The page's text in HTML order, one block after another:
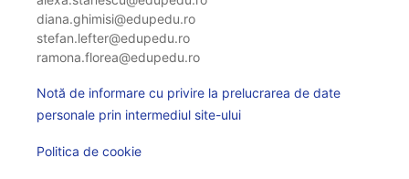
diana.ghimisi@edupedu.ro
stefan.lefter@edupedu.ro
ramona.florea@edupedu.ro
Notă de informare cu privire la prelucrarea de date
personale prin intermediul site-ului
Politica de cookie